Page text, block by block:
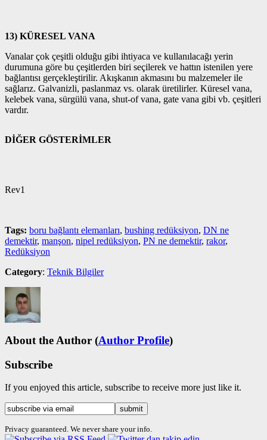
13) KÜRESEL VANA
Vanalar çok çeşitli olduğu gibi ihtiyaca ve kullanılacağı yerin
durumuna göre bu çeşitlerden biri seçilerek ve hattın istenilen yere
bağlantısı gerçekleştirilir. Akışkanın akmasını bu malzemeler ile
sağlarız. Galvanizli, paslanmaz vs. olarak üretilirler. Küresel vana,
kelebek vana, sürgülü vana, shut-of vana, gate vana gibi vb. çeşitleri
vardır.
DİĞER GÖSTERİMLER
Rev1
Tags: boru bağlantı elemanları, bushing redüksiyon, DN ne
demektir, manşon, nipel redüksiyon, PN ne demektir, rakor,
Redüksiyon
Category: Teknik Bilgiler
About the Author (Author Profile)
Subscribe
If you enjoyed this article, subscribe to receive more just like it.
Privacy guaranteed. We never share your info.